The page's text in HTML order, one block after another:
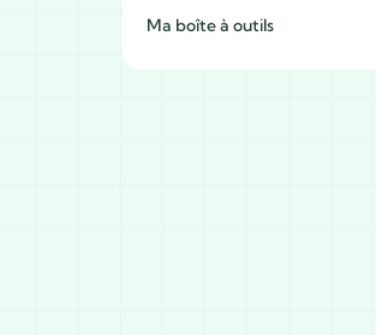
Ma boîte à outils